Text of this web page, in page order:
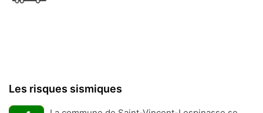
Les risques sismiques